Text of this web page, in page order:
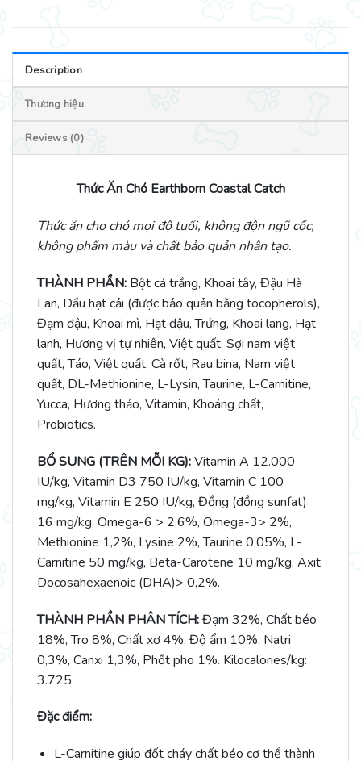
Description
Thương hiệu
Reviews (0)
Thức Ăn Chó Earthborn Coastal Catch
Thức ăn cho chó mọi độ tuổi, không độn ngũ cốc,
không phẩm màu và chất bảo quản nhân tạo.
THÀNH PHẦN: Bột cá trắng, Khoai tây, Đậu Hà
Lan, Dầu hạt cải (được bảo quản bằng tocopherols),
Đạm đậu, Khoai mì, Hạt đậu, Trứng, Khoai lang, Hạt
lanh, Hương vị tự nhiên, Việt quất, Sợi nam việt
quất, Táo, Việt quất, Cà rốt, Rau bina, Nam việt
quất, DL-Methionine, L-Lysin, Taurine, L-Carnitine,
Yucca, Hương thảo, Vitamin, Khoáng chất,
Probiotics.
BỔ SUNG (TRÊN MỖI KG):Vitamin A 12.000
IU/kg, Vitamin D3 750 IU/kg, Vitamin C 100
mg/kg, Vitamin E 250 IU/kg, Đồng (đồng sunfat)
16 mg/kg, Omega-6 > 2,6%, Omega-3> 2%,
Methionine 1,2%, Lysine 2%, Taurine 0,05%, L-
Carnitine 50 mg/kg, Beta-Carotene 10 mg/kg, Axit
Docosahexaenoic (DHA)> 0,2%.
THÀNH PHẦN PHÂN TÍCH:Đạm 32%, Chất béo
18%, Tro 8%, Chất xơ 4%, Độ ẩm 10%, Natri
0,3%, Canxi 1,3%, Phốt pho 1%. Kilocalories/kg:
3.725
Đặc điểm:
L-Carnitine giúp đốt cháy chất béo cơ thể thành